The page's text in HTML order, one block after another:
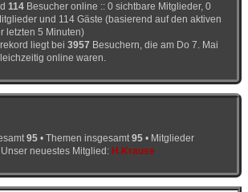
114 Besucher online :: 0 sichtbare Mitglieder, 0
und 114 Gäste (basierend auf den aktiven
letzten 5 Minuten)
liegt bei 3957 Besuchern, die am Do 7. Mai
online waren.
95 • Themen insgesamt 95 • Mitglieder
Unser neuestes Mitglied: H.Krause